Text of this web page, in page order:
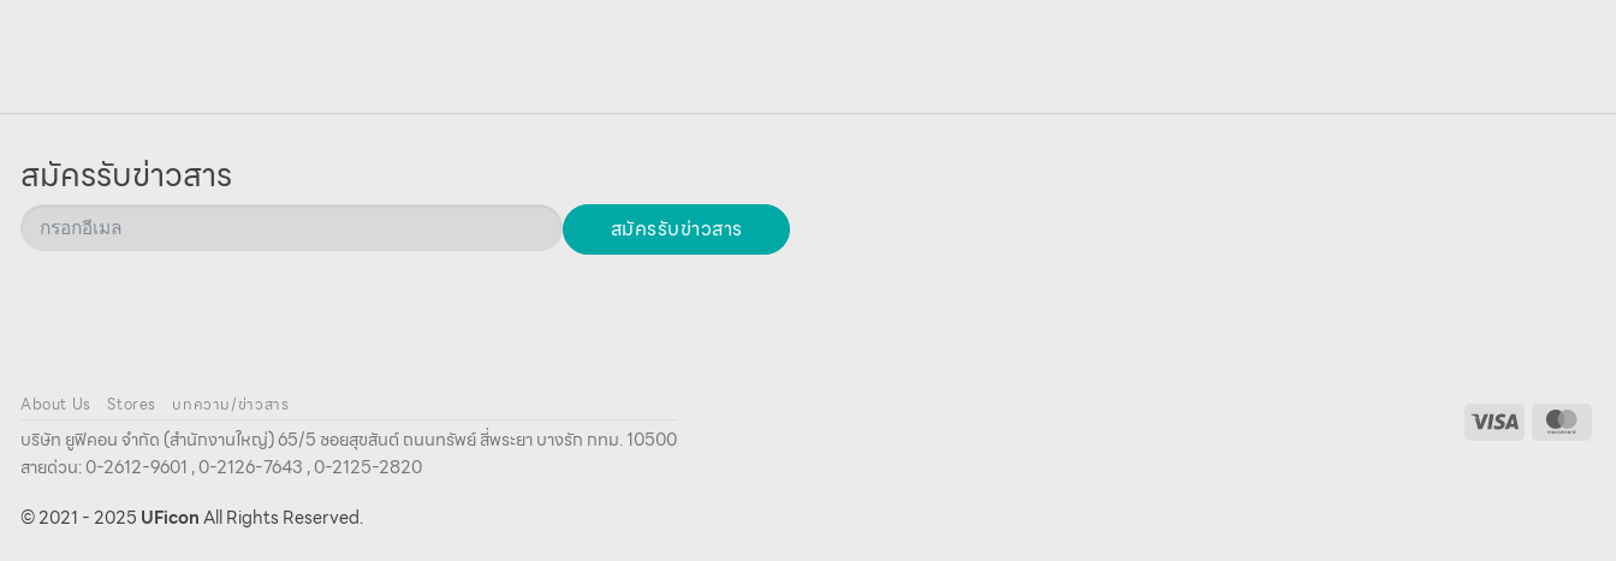
สมัครรับข่าวสาร
สมัครรับข่าวสาร
About Us Stores บทความ/ข่าวสาร
บริษัท ยูฟิคอน จํากัด (สํานักงานใหญ่) 65/5 ซอยสุขสันต์ ถนนทรัพย์ สี่พระยา บางรัก กทม. 10500
สายด่วน: 0-2612-9601 , 0-2126-7643 , 0-2125-2820
© 2021 - 2025 UFiconAll Rights Reserved.